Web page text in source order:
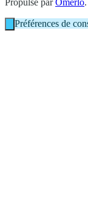
Préférences de